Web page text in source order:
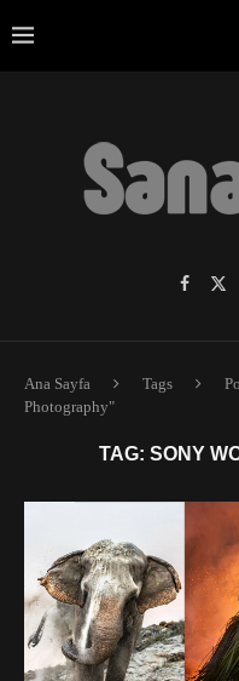
Ana Sayfa Tags
Photography"
TAG: SONY